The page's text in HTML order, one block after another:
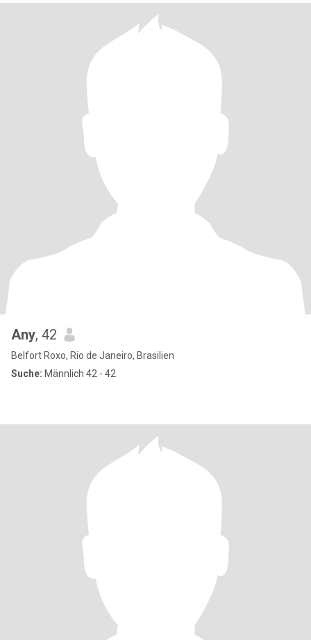
Any, 42
Belfort Roxo, Rio de Janeiro, Brasilien
Suche: Männlich 42 - 42